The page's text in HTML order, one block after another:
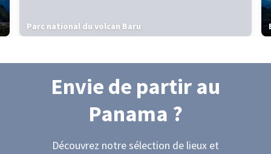
Parc national du volcan Baru
Envie de partir au
Panama ?
Découvrez notre sélection de lieux et